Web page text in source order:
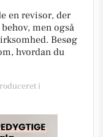
en revisor, der
men også
Besøg
hvordan du
i